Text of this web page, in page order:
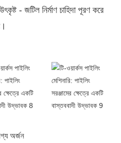
- জটিল নির্মাণ চাহিদা পূরণ করে
অর্জন